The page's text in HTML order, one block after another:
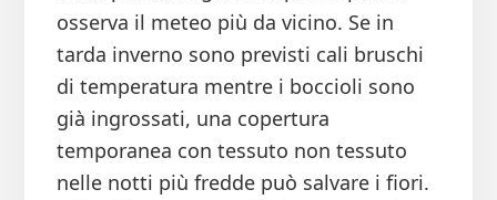
osserva il meteo più da vicino. Se in
tarda inverno sono previsti cali bruschi
di temperatura mentre i boccioli sono
già ingrossati, una copertura
temporanea con tessuto non tessuto
nelle notti più fredde può salvare i fiori.